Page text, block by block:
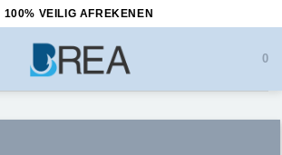
100% VEILIG AFREKENEN
0